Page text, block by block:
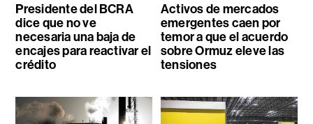
Presidente del BCRA
dice que no ve
necesaria una baja de
encajes para reactivar el
crédito
Activos de mercados
emergentes caen por
temor a que el acuerdo
sobre Ormuz eleve las
tensiones